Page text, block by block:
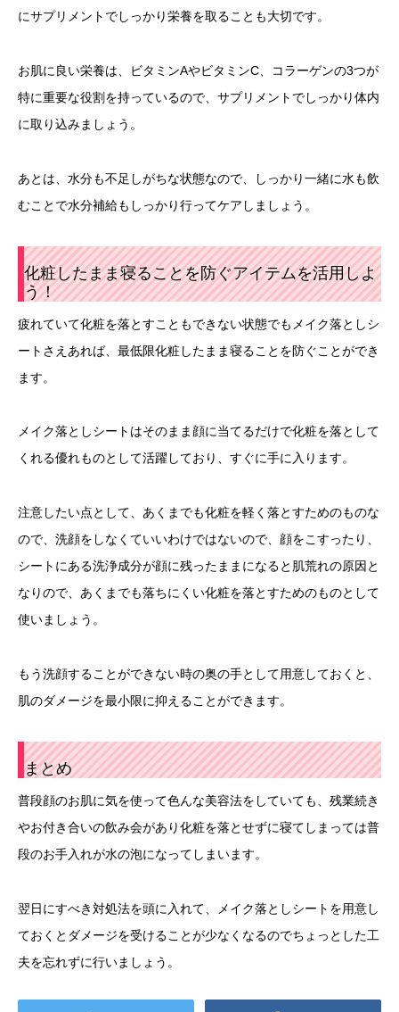
にサプリメントでしっかり栄養を取ることも大切です。
お肌に良い栄養は、ビタミンAやビタミンC、コラーゲンの3つが
特に重要な役割を持っているので、サプリメントでしっかり体内
に取り込みましょう。
あとは、水分も不足しがちな状態なので、しっかり一緒に水も飲
むことで水分補給もしっかり行ってケアしましょう。
化粧したまま寝ることを防ぐアイテムを活用しよ
う！
疲れていて化粧を落とすこともできない状態でもメイク落としシ
ートさえあれば、最低限化粧したまま寝ることを防ぐことができ
ます。
メイク落としシートはそのまま顔に当てるだけで化粧を落として
くれる優れものとして活躍しており、すぐに手に入ります。
注意したい点として、あくまでも化粧を軽く落とすためのものな
ので、洗顔をしなくていいわけではないので、顔をこすったり、
シートにある洗浄成分が顔に残ったままになると肌荒れの原因と
なりので、あくまでも落ちにくい化粧を落とすためのものとして
使いましょう。
もう洗顔することができない時の奥の手として用意しておくと、
肌のダメージを最小限に抑えることができます。
まとめ
普段顔のお肌に気を使って色んな美容法をしていても、残業続き
やお付き合いの飲み会があり化粧を落とせずに寝てしまっては普
段のお手入れが水の泡になってしまいます。
翌日にすべき対処法を頭に入れて、メイク落としシートを用意し
ておくとダメージを受けることが少なくなるのでちょっとした工
夫を忘れずに行いましょう。